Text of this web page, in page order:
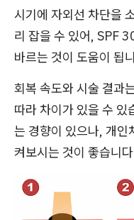
시기에 자외선 차단을
리 잡을 수 있어, SPF
바르는 것이 도움이 됩
회복 속도와 시술 결과
따라 차이가 있을 수 있
는 경향이 있으나, 개인
켜보시는 것이 좋습니